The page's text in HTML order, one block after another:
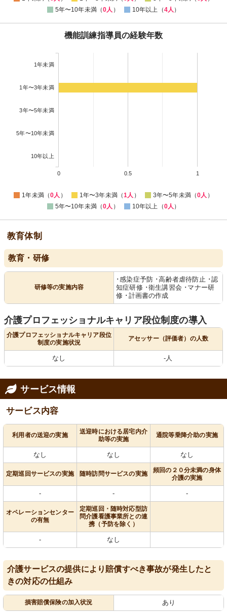
5年〜10年未満（0人 ） 10年以上（4人 ）
機能訓練指導員の経験年数
1年未満
1年〜3年未満
3年〜5年未満
5年〜10年未満
10年以上
0 0.5 1
1年未満（0人 ） 1年〜3年未満（1人 ） 3年〜5年未満（0人 ）
5年〜10年未満（0人 ） 10年以上（0人 ）
教育体制
教育・研修
研修等の実施内容
･感染症予防 ･高齢者虐待防止 ･認
知症研修 ･衛生講習会 ･マナー研
修 ･計画書の作成
介護プロフェッショナルキャリア段位制度の導入
介護プロフェッショナルキャリア段位
制度の実施状況
アセッサー（評価者）の人数
なし -人
サービス情報
サービス内容
利用者の送迎の実施
送迎時における居宅内介
助等の実施
通院等乗降介助の実施
なし なし なし
定期巡回サービスの実施 随時訪問サービスの実施
頻回の２０分未満の身体
介護の実施
- - -
オペレーションセンター
の有無
定期巡回・随時対応型訪
問介護看護事業所との連
携（予防を除く）
- なし
介護サービスの提供により賠償すべき事故が発生したと
きの対応の仕組み
損害賠償保険の加入状況 あり